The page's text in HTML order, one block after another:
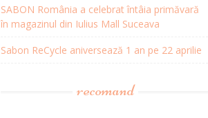
SABON România a celebrat întâia primăvară
în magazinul din Iulius Mall Suceava
Sabon ReCycle aniversează 1 an pe 22 aprilie
recomand